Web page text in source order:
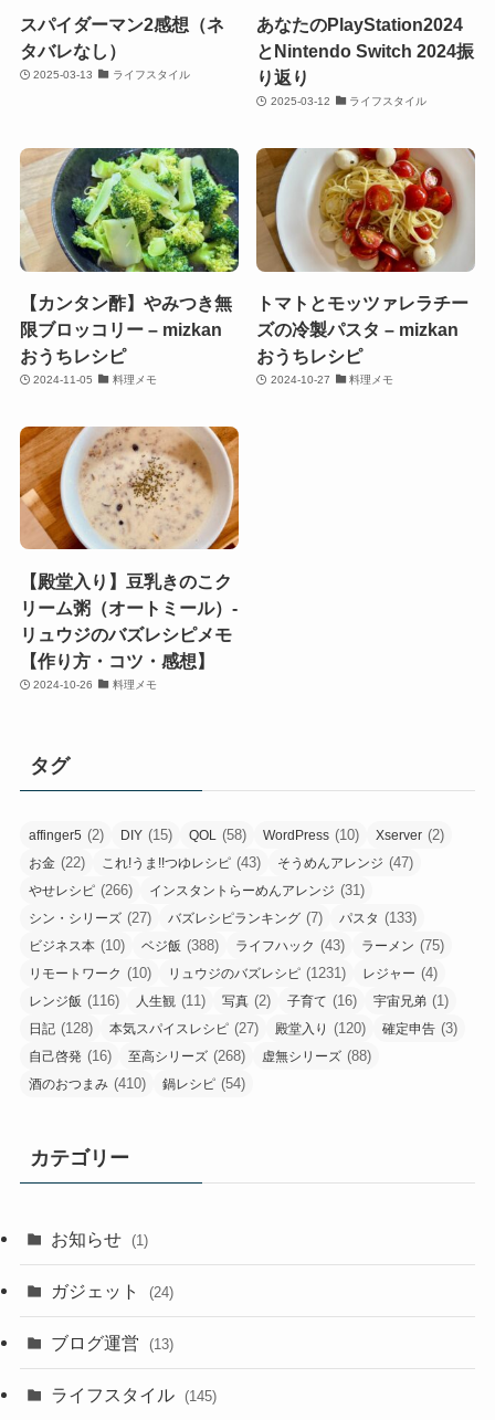
スパイダーマン2感想（ネ
タバレなし）
2025-03-13 ライフスタイル
あなたのPlayStation2024
とNintendo Switch 2024振
り返り
2025-03-12 ライフスタイル
【カンタン酢】やみつき無
限ブロッコリー – mizkan
おうちレシピ
2024-11-05 料理メモ
トマトとモッツァレラチー
ズの冷製パスタ – mizkan
おうちレシピ
2024-10-27 料理メモ
【殿堂入り】豆乳きのこク
リーム粥（オートミール）-
リュウジのバズレシピメモ
【作り方・コツ・感想】
2024-10-26 料理メモ
タグ
affinger5 (2) DIY (15) QOL (58) WordPress (10) Xserver (2)
お金 (22) これ!うま!!つゆレシピ (43) そうめんアレンジ (47)
やせレシピ (266) インスタントらーめんアレンジ (31)
シン・シリーズ (27) バズレシピランキング (7) パスタ (133)
ビジネス本 (10) ベジ飯 (388) ライフハック (43) ラーメン (75)
リモートワーク (10) リュウジのバズレシピ (1231) レジャー (4)
レンジ飯 (116) 人生観 (11) 写真 (2) 子育て (16) 宇宙兄弟 (1)
日記 (128) 本気スパイスレシピ (27) 殿堂入り (120) 確定申告 (3)
自己啓発 (16) 至高シリーズ (268) 虚無シリーズ (88)
酒のおつまみ (410) 鍋レシピ (54)
カテゴリー
お知らせ (1)
ガジェット (24)
ブログ運営 (13)
ライフスタイル (145)